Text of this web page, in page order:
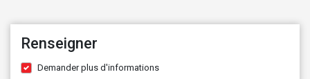
Renseigner
Demander plus d'informations